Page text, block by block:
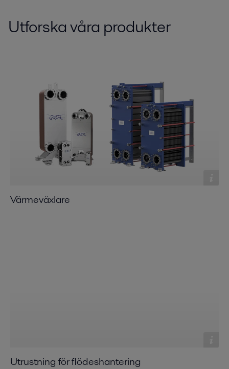
Utforska våra produkter
Värmeväxlare
Utrustning för flödeshantering